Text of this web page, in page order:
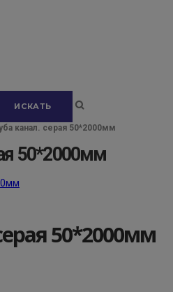
канал. серая 50*2000мм
50*2000мм
50*2000мм